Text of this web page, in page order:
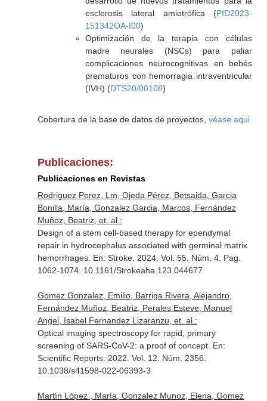
esclerosis lateral amiotrófica (PID2023-
151342OA-I00)
Optimización de la terapia con células
madre neurales (NSCs) para paliar
complicaciones neurocognitivas en bebés
prematuros con hemorragia intraventricular
(IVH) (DTS20/00108)
Cobertura de la base de datos de proyectos, véase aqui
Publicaciones:
Publicaciones en Revistas
Rodriguez Perez, Lm, Ojeda Pérez, Betsaida, Garcia
Bonilla, María, Gonzalez Garcia, Marcos, Fernández
Muñoz, Beatriz, et. al.:
Design of a stem cell-based therapy for ependymal
repair in hydrocephalus associated with germinal matrix
hemorrhages. En: Stroke. 2024. Vol. 55. Núm. 4. Pag.
1062-1074. 10.1161/Strokeaha.123.044677
Gomez Gonzalez, Emilio, Barriga Rivera, Alejandro,
Fernández Muñoz, Beatriz, Perales Esteve, Manuel
Angel, Isabel Fernandez Lizaranzu, et. al.:
Optical imaging spectroscopy for rapid, primary
screening of SARS-CoV-2: a proof of concept. En:
Scientific Reports. 2022. Vol. 12. Núm. 2356.
10.1038/s41598-022-06393-3
Martín López , María, Gonzalez Munoz, Elena, Gomez